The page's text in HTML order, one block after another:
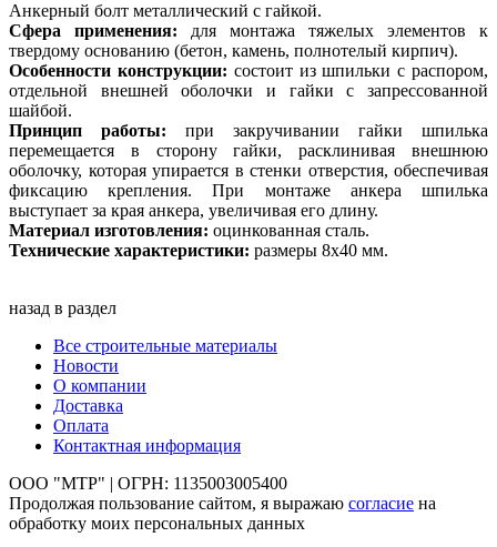
Анкерный болт металлический с гайкой.
Сфера применения: для монтажа тяжелых элементов к
твердому основанию (бетон, камень, полнотелый кирпич).
Особенности конструкции: состоит из шпильки с распором,
отдельной внешней оболочки и гайки с запрессованной
шайбой.
Принцип работы: при закручивании гайки шпилька
перемещается в сторону гайки, расклинивая внешнюю
оболочку, которая упирается в стенки отверстия, обеспечивая
фиксацию крепления. При монтаже анкера шпилька
выступает за края анкера, увеличивая его длину.
Материал изготовления: оцинкованная сталь.
Технические характеристики: размеры 8х40 мм.
назад в раздел
Все строительные материалы
Новости
О компании
Доставка
Оплата
Контактная информация
ООО "МТР" | ОГРН: 1135003005400
Продолжая пользование сайтом, я выражаю согласие на
обработку моих персональных данных